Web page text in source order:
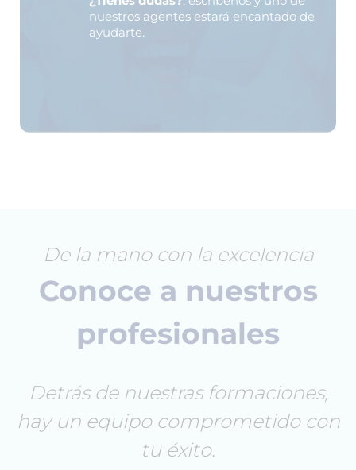
nuestros agentes estará encantado de
ayudarte.
De la mano con la excelencia
Conoce a nuestros
profesionales
Detrás de nuestras formaciones,
hay un equipo comprometido con
tu éxito.